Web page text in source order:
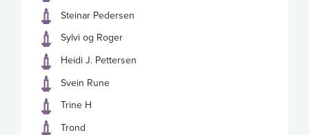
Steinar Pedersen
Sylvi og Roger
Heidi J. Pettersen
Svein Rune
Trine H
Trond